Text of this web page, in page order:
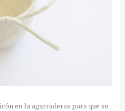
en la agarraderas para que se